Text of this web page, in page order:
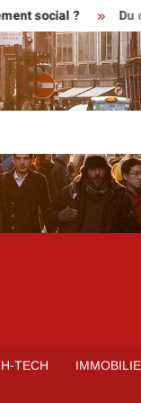
? Du croquis
TECH